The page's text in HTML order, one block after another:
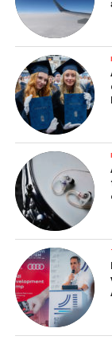
A 8
minden
telefonért
tortúrákon
forintért
Acer Aspire
Laptop és
10 ezt kínálja,
Intel Atom
felvértezett
fémházas
használható,